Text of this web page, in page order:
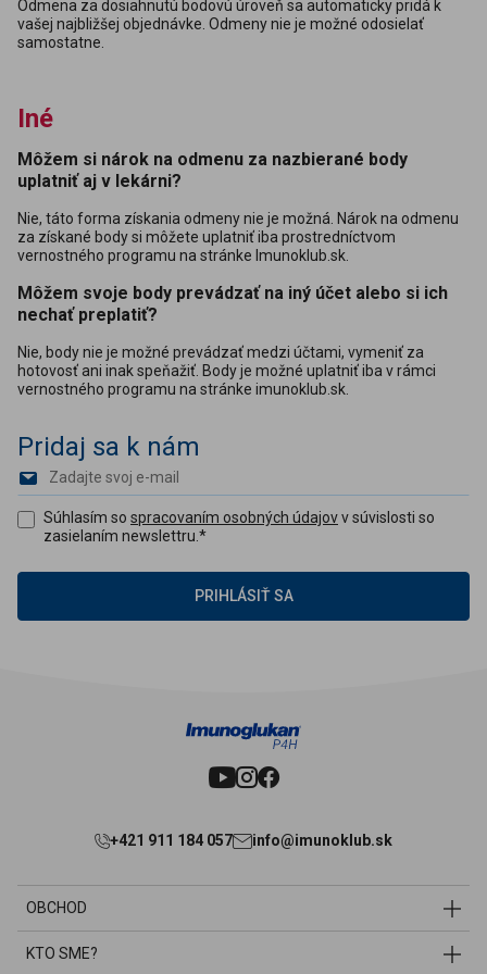
Odmena za dosiahnutú bodovú úroveň sa automaticky pridá k
vašej najbližšej objednávke. Odmeny nie je možné odosielať
samostatne.
Iné
Môžem si nárok na odmenu za nazbierané body
uplatniť aj v lekárni?
Nie, táto forma získania odmeny nie je možná. Nárok na odmenu
za získané body si môžete uplatniť iba prostredníctvom
vernostného programu na stránke Imunoklub.sk.
Môžem svoje body prevádzať na iný účet alebo si ich
nechať preplatiť?
Nie, body nie je možné prevádzať medzi účtami, vymeniť za
hotovosť ani inak speňažiť. Body je možné uplatniť iba v rámci
vernostného programu na stránke imunoklub.sk.
+421 911 184 057 info@imunoklub.sk
Sledujte nás:
youtubeinstagram
facebook
OBCHOD
KTO SME?
Pridaj sa k nám
Súhlasím so spracovaním osobných údajovv súvislosti so
zasielaním newslettru. *
PRIHLÁSIŤ SA